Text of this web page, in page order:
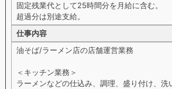
固定残業代として25時間分を月給に含む。
超過分は別途支給。
仕事内容
油そば/ラーメン店の店舗運営業務
＜キッチン業務＞
ラーメンなどの仕込み、調理、盛り付け、洗